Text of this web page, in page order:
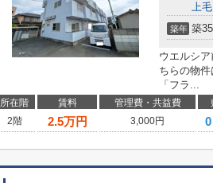
上
築年 築
ウエルシ
ちらの物
「フラ...
所在階 賃料 管理費・共益費
2階
2.5万円 3,000円 0